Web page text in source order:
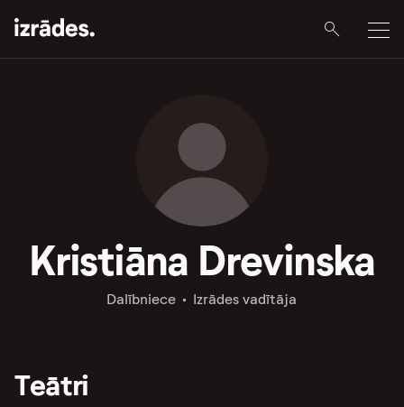
Kristiāna Drevinska
Dalībniece Izrādes vadītāja
Teātri